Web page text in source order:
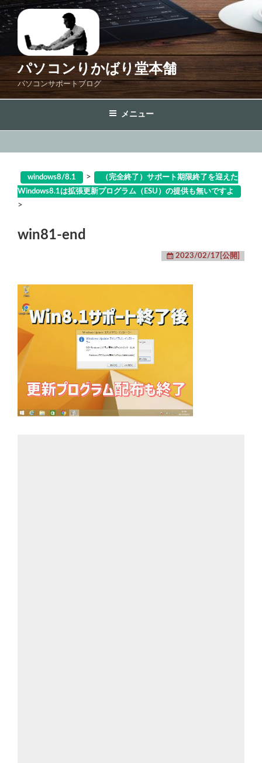
コ
ン
テ
ス
プ
パソコンりかばり堂本舗
パソコンサポートブログ
メニュー
windows8/8.1 >
（完全終了）サポート期限終了を迎えた
Windows8.1は拡張更新プログラム（ESU）の提供も無いですよ
>
win81-end
2023/02/17[公開]